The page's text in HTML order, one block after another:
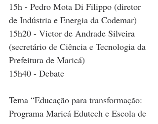
15h - Pedro Mota Di Filippo (diretor
de Indústria e Energia da Codemar)
15h20 - Victor de Andrade Silveira
(secretário de Ciência e Tecnologia da
Prefeitura de Maricá)
15h40 - Debate
Tema “Educação para transformação:
Programa Maricá Edutech e Escola de